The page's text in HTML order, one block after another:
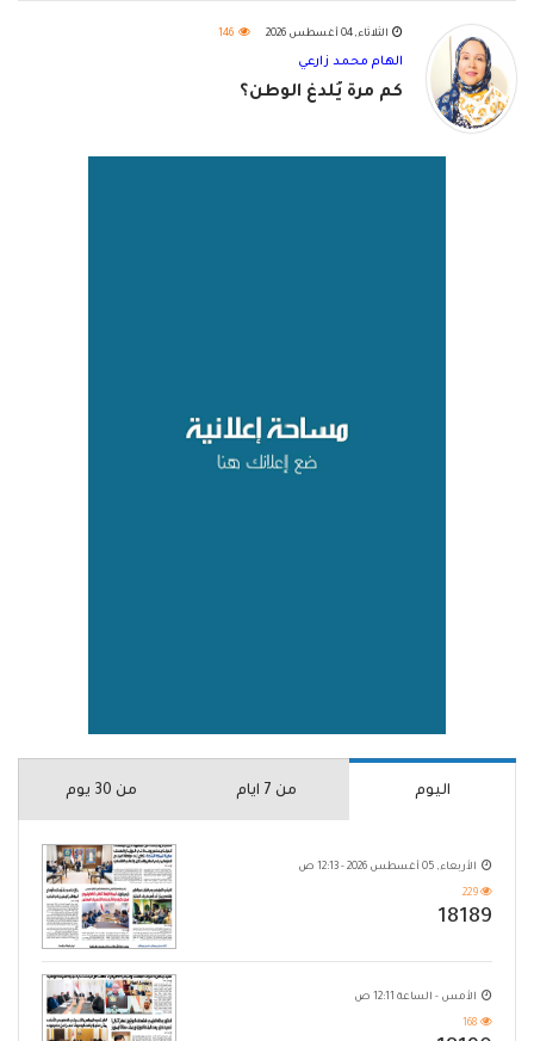
الثلاثاء, 04 أغسطس 2026 146
الهام محمد زارعي
كم مرة يُلدغ الوطن؟
اليوم من 7 ايام من 30 يوم
الأربعاء, 05 أغسطس 2026 - 12:13 ص
229
18189
الأمس - الساعة 12:11 ص
168